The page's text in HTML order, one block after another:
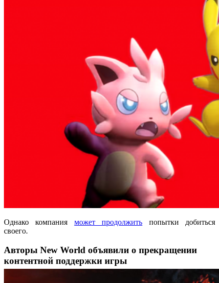
Однако компания может продолжить попытки добиться
своего.
Авторы New World объявили о прекращении
контентной поддержки игры